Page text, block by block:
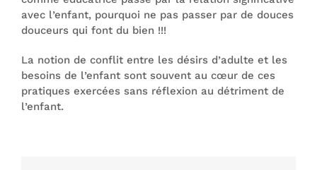
avec l’enfant, pourquoi ne pas passer par de douces
douceurs qui font du bien !!!
La notion de conflit entre les désirs d’adulte et les
besoins de l’enfant sont souvent au cœur de ces
pratiques exercées sans réflexion au détriment de
l’enfant.